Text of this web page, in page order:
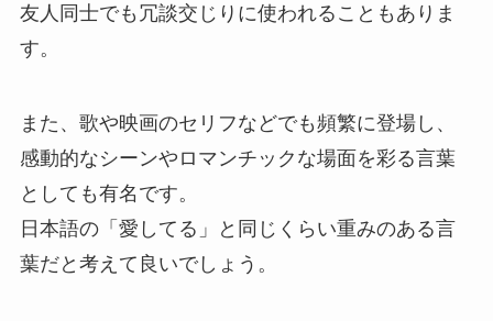
友人同士でも冗談交じりに使われることもありま
す。
また、歌や映画のセリフなどでも頻繁に登場し、
感動的なシーンやロマンチックな場面を彩る言葉
としても有名です。
日本語の「愛してる」と同じくらい重みのある言
葉だと考えて良いでしょう。